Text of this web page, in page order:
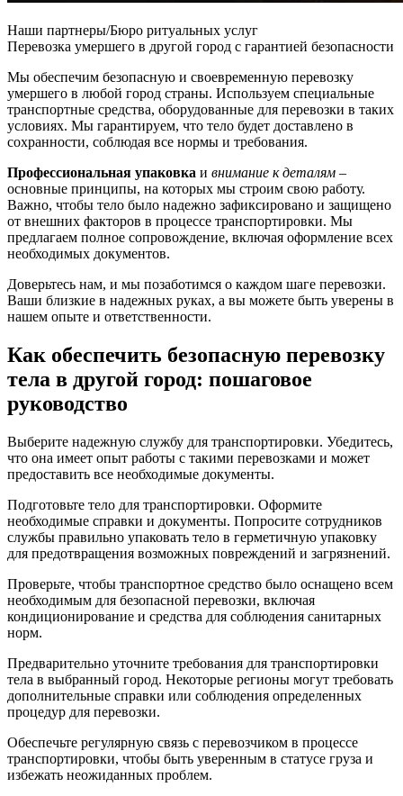
Наши партнеры/Бюро ритуальных услуг
Перевозка умершего в другой город с гарантией безопасности
Мы обеспечим безопасную и своевременную перевозку
умершего в любой город страны. Используем специальные
транспортные средства, оборудованные для перевозки в таких
условиях. Мы гарантируем, что тело будет доставлено в
сохранности, соблюдая все нормы и требования.
Профессиональная упаковка и внимание к деталям –
основные принципы, на которых мы строим свою работу.
Важно, чтобы тело было надежно зафиксировано и защищено
от внешних факторов в процессе транспортировки. Мы
предлагаем полное сопровождение, включая оформление всех
необходимых документов.
Доверьтесь нам, и мы позаботимся о каждом шаге перевозки.
Ваши близкие в надежных руках, а вы можете быть уверены в
нашем опыте и ответственности.
Как обеспечить безопасную перевозку
тела в другой город: пошаговое
руководство
Выберите надежную службу для транспортировки. Убедитесь,
что она имеет опыт работы с такими перевозками и может
предоставить все необходимые документы.
Подготовьте тело для транспортировки. Оформите
необходимые справки и документы. Попросите сотрудников
службы правильно упаковать тело в герметичную упаковку
для предотвращения возможных повреждений и загрязнений.
Проверьте, чтобы транспортное средство было оснащено всем
необходимым для безопасной перевозки, включая
кондиционирование и средства для соблюдения санитарных
норм.
Предварительно уточните требования для транспортировки
тела в выбранный город. Некоторые регионы могут требовать
дополнительные справки или соблюдения определенных
процедур для перевозки.
Обеспечьте регулярную связь с перевозчиком в процессе
транспортировки, чтобы быть уверенным в статусе груза и
избежать неожиданных проблем.